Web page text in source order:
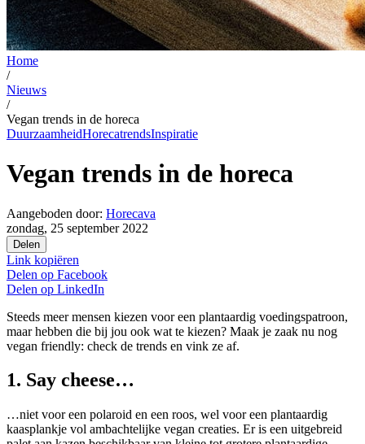
Home
/
Nieuws
/
Vegan trends in de horeca
DuurzaamheidHorecatrendsInspiratie
Vegan trends in de horeca
Aangeboden door: Horecava
zondag, 25 september 2022
Delen
Link kopiëren
Delen op Facebook
Delen op LinkedIn
Steeds meer mensen kiezen voor een plantaardig voedingspatroon,
maar hebben die bij jou ook wat te kiezen? Maak je zaak nu nog
vegan friendly: check de trends en vink ze af.
1. Say cheese…
…niet voor een polaroid en een roos, wel voor een plantaardig
kaasplankje vol ambachtelijke vegan creaties. Er is een uitgebreid